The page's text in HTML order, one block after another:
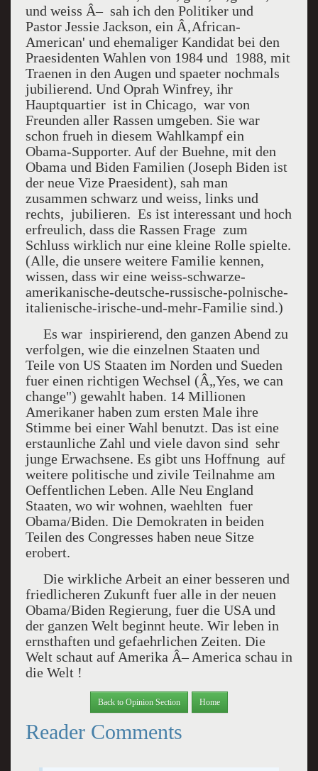
und weiss Â– sah ich den Politiker und
Pastor Jessie Jackson, ein Â‚African-
American' und ehemaliger Kandidat bei den
Praesidenten Wahlen von 1984 und 1988, mit
Traenen in den Augen und spaeter nochmals
jubilierend. Und Oprah Winfrey, ihr
Hauptquartier ist in Chicago, war von
Freunden aller Rassen umgeben. Sie war
schon frueh in diesem Wahlkampf ein
Obama-Supporter. Auf der Buehne, mit den
Obama und Biden Familien (Joseph Biden ist
der neue Vize Praesident), sah man
zusammen schwarz und weiss, links und
rechts, jubilieren. Es ist interessant und hoch
erfreulich, dass die Rassen Frage zum
Schluss wirklich nur eine kleine Rolle spielte.
(Alle, die unsere weitere Familie kennen,
wissen, dass wir eine weiss-schwarze-
amerikanische-deutsche-russische-polnische-
italienische-irische-und-mehr-Familie sind.)
Es war inspirierend, den ganzen Abend zu
verfolgen, wie die einzelnen Staaten und
Teile von US Staaten im Norden und Sueden
fuer einen richtigen Wechsel (Â„Yes, we can
change") gewahlt haben. 14 Millionen
Amerikaner haben zum ersten Male ihre
Stimme bei einer Wahl benutzt. Das ist eine
erstaunliche Zahl und viele davon sind sehr
junge Erwachsene. Es gibt uns Hoffnung auf
weitere politische und zivile Teilnahme am
Oeffentlichen Leben. Alle Neu England
Staaten, wo wir wohnen, waehlten fuer
Obama/Biden. Die Demokraten in beiden
Teilen des Congresses haben neue Sitze
erobert.
Die wirkliche Arbeit an einer besseren und
friedlicheren Zukunft fuer alle in der neuen
Obama/Biden Regierung, fuer die USA und
der ganzen Welt beginnt heute. Wir leben in
ernsthaften und gefaehrlichen Zeiten. Die
Welt schaut auf Amerika Â– America schau in
die Welt !
Back to Opinion Section Home
Reader Comments